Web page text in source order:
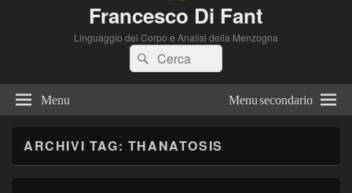
Francesco Di Fant
Linguaggio del Corpo e Analisi della Menzogna
Cerca:Cerca
Menu Menu secondario
ARCHIVI TAG: THANATOSIS